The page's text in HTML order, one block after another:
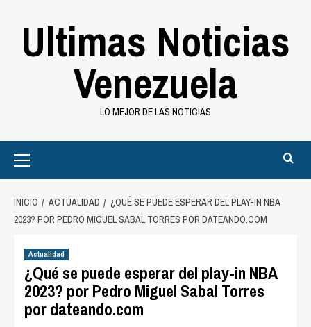
Ultimas Noticias
Venezuela
LO MEJOR DE LAS NOTICIAS
Menu
INICIO ACTUALIDAD
¿QUÉ SE PUEDE ESPERAR DEL PLAY-IN NBA
2023? POR PEDRO MIGUEL SABAL TORRES POR DATEANDO.COM
Actualidad
¿Qué se puede esperar del play-in NBA
2023? por Pedro Miguel Sabal Torres
por dateando.com